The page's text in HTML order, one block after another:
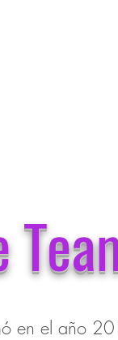
en el año